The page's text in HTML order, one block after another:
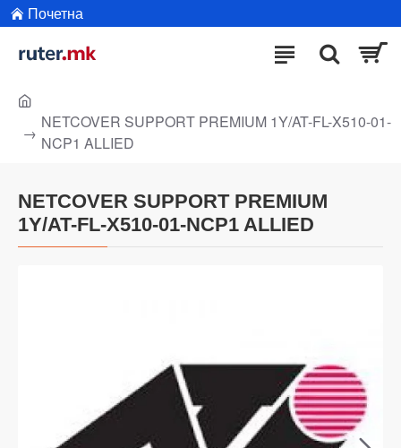
Почетна
NETCOVER SUPPORT PREMIUM 1Y/AT-FL-X510-01-
NCP1 ALLIED
NETCOVER SUPPORT PREMIUM
1Y/AT-FL-X510-01-NCP1 ALLIED